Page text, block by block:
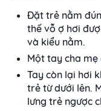
Đặt trẻ nằm
thế vỗ ợ hơi
và kiểu nằm.
Một tay cha mẹ
Tay còn lại hơi
trẻ từ dưới lên.
lưng trẻ ngược